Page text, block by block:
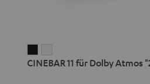
11
11
CINEBAR 11 für Dolby Atmos